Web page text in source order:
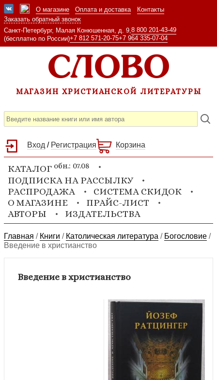
О магазине Оплата и доставка
Контакты
Заказать обратный звонок
Санкт-Петербург, Малая Конюшенная, д. 9, 8 800 201-43-49
(бесплатно по России)+7 812 571-20-75+7 964 335-07-04
МАГАЗИН ХРИСТИАНСКОЙ ЛИТЕРАТУРЫ
Вход / Регистрация Корзина
КАТАЛОГ обн.: 07.08
ПОДПИСКА НА РАССЫЛКУ
РАСПРОДАЖА
СИСТЕМА СКИДОК
О МАГАЗИНЕ
ПРАЙС-ЛИСТ
АВТОРЫ
ИЗДАТЕЛЬСТВА
Главная / Книги / Католическая литература / Богословие /
Введение в христианство
Введение в христианство